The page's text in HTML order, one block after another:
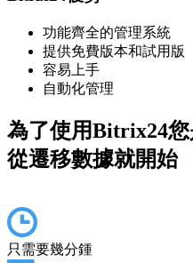
功能齊全的管理系統
提供免費版本和試用版
容易上手
自動化管理
為了使用Bitrix24您
從遷移數據就開始
只需要幾分鍾